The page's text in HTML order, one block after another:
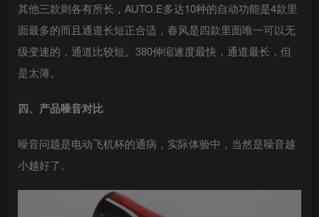
其他三款则各有所长，AUTO.E多达10种的自动功能是4款里
面最多的而且通道长短正合适，春风是四款里面唯一可以无
级变速的，通道比较短。380伸缩速度最快，通道最长，但
是太薄。
四、产品噪音对比
噪音问题是电动飞机杯的通病，实际体验中，当然是噪音越
小越好了。